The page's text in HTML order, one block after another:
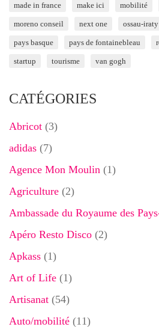
made in france make ici mobilité
moreno conseil next one ossau-iraty
pays basque pays de fontainebleau
startup tourisme van gogh
CATÉGORIES
Abricot (3)
adidas (7)
Agence Mon Moulin (1)
Agriculture (2)
Ambassade du Royaume des
Apéro Resto Disco (2)
Apkass (1)
Art of Life (1)
Artisanat (54)
Auto/mobilité (11)